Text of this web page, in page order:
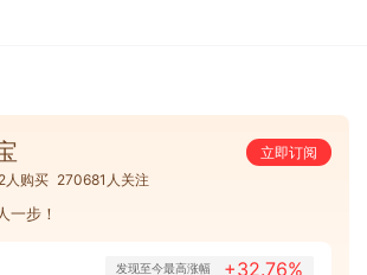
立即订阅
人购买 270681人关注
一步！
发现至今最高涨幅 +32.76%